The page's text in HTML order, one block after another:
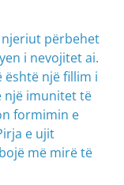
njeriut përbehet
i nevojitet ai.
është një fillim i
një imunitet të
formimin e
e ujit
më mirë të